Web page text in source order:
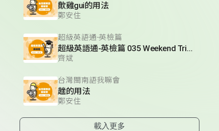
歕雞gui的用法
鄭安住
超級英語通-英檢篇
超級英語通-英檢篇 035 Weekend Trip- 週末旅遊
齊斌
台灣閩南語我嘛會
趖的用法
鄭安住
載入更多